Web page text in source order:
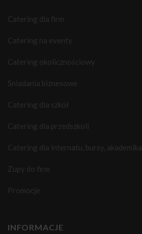
Catering dla firm
Catering na eventy
Catering okolicznościowy
Śniadania biznesowe
Catering dla szkół
Catering dla przedszkoli
Catering dla internatu, bursy, akademika
Zupy do firm
Promocje
INFORMACJE